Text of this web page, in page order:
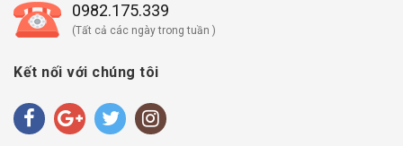
0982.175.339
(Tất cả các ngày trong tuần )
Kết nối với chúng tôi